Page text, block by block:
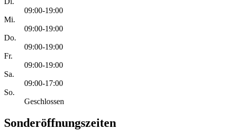
09:00-19:00
Mi.
09:00-19:00
Do.
09:00-19:00
Fr.
09:00-19:00
Sa.
09:00-17:00
So.
Geschlossen
Sonderöffnungszeiten